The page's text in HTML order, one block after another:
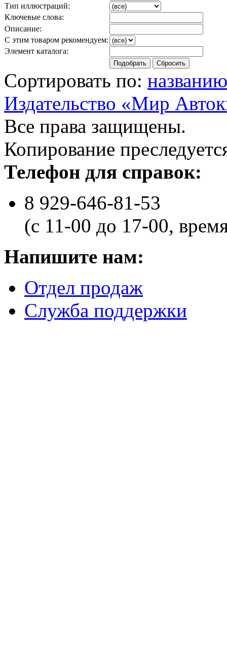
Тип иллюстраций:
Ключевые слова:
Описание:
С этим товаром рекомендуем:
Элемент каталога:
Сортировать по: названию
Издательство «Мир
Все права защищены.
Копирование
Телефон для справок:
8 929-646-81-53
(с 11-00 до 17-00,
Напишите нам:
Отдел продаж
Служба поддержки